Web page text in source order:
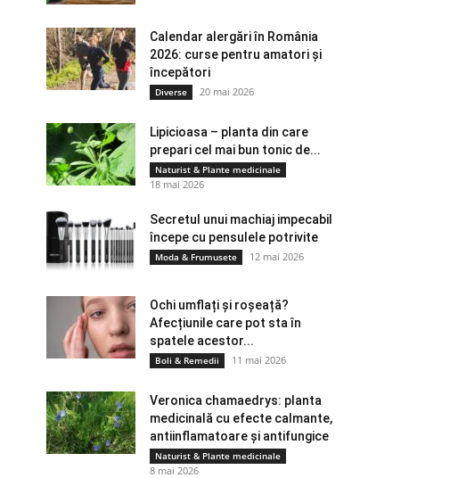
Calendar alergări în România
2026: curse pentru amatori și
începători
Diverse 20 mai 2026
Lipicioasa – planta din care
prepari cel mai bun tonic de...
Naturist & Plante medicinale
18 mai 2026
Secretul unui machiaj impecabil
începe cu pensulele potrivite
Moda & Frumusete 12 mai 2026
Ochi umflați și roșeață?
Afecțiunile care pot sta în
spatele acestor...
Boli & Remedii 11 mai 2026
Veronica chamaedrys: planta
medicinală cu efecte calmante,
antiinflamatoare și antifungice
Naturist & Plante medicinale
8 mai 2026